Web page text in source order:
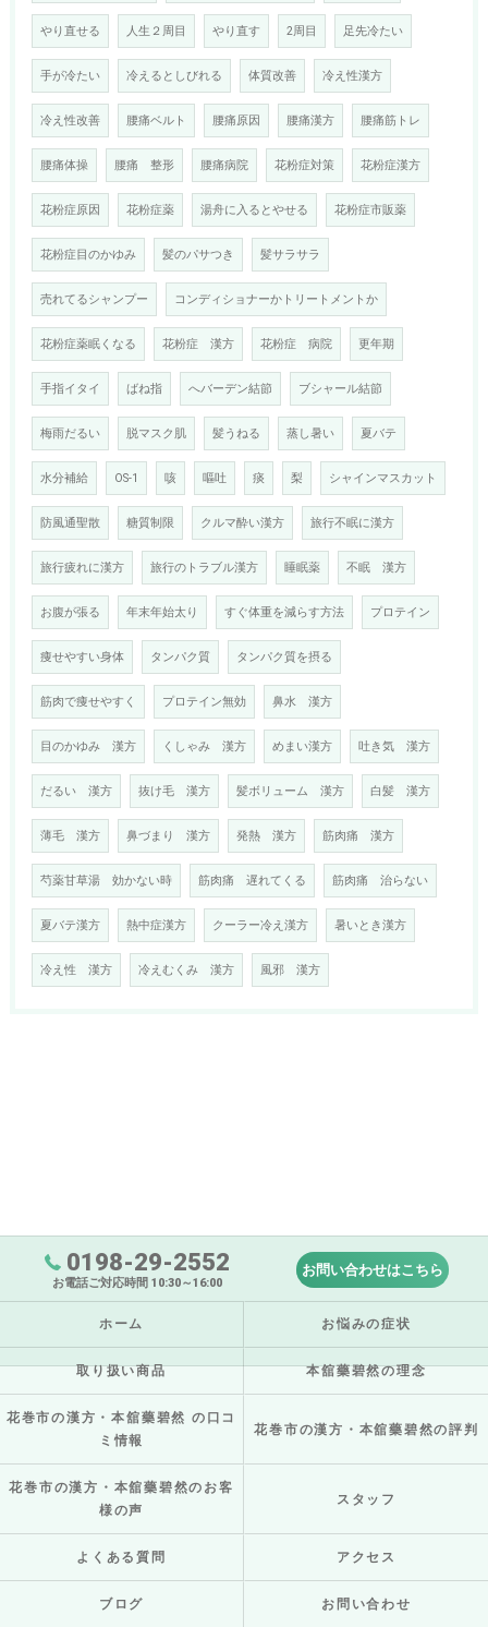
やり直せる 人生２周目 やり直す 2周目 足先冷たい
手が冷たい 冷えるとしびれる 体質改善 冷え性漢方
冷え性改善 腰痛ベルト 腰痛原因 腰痛漢方 腰痛筋トレ
腰痛体操 腰痛 整形 腰痛病院 花粉症対策 花粉症漢方
花粉症原因 花粉症薬 湯舟に入るとやせる 花粉症市販薬
花粉症目のかゆみ 髪のパサつき 髪サラサラ
売れてるシャンプー コンディショナーかトリートメントか
花粉症薬眠くなる 花粉症 漢方 花粉症 病院 更年期
手指イタイ ばね指 へバーデン結節 ブシャール結節
梅雨だるい 脱マスク肌 髪うねる 蒸し暑い 夏バテ
水分補給 OS-1 咳 嘔吐 痰 梨 シャインマスカット
防風通聖散 糖質制限 クルマ酔い漢方 旅行不眠に漢方
旅行疲れに漢方 旅行のトラブル漢方 睡眠薬 不眠 漢方
お腹が張る 年末年始太り すぐ体重を減らす方法 プロテイン
痩せやすい身体 タンパク質 タンパク質を摂る
筋肉で痩せやすく プロテイン無効 鼻水 漢方
目のかゆみ 漢方 くしゃみ 漢方 めまい漢方 吐き気 漢方
だるい 漢方 抜け毛 漢方 髪ボリューム 漢方 白髪 漢方
薄毛 漢方 鼻づまり 漢方 発熱 漢方 筋肉痛 漢方
芍薬甘草湯 効かない時 筋肉痛 遅れてくる 筋肉痛 治らない
夏バテ漢方 熱中症漢方 クーラー冷え漢方 暑いとき漢方
冷え性 漢方 冷えむくみ 漢方 風邪 漢方
0198-29-2552
お電話ご対応時間 10:30～16:00
お問い合わせはこちら
ホーム お悩みの症状
取り扱い商品 本舘藥碧然の理念
花巻市の漢方・本舘藥碧然 の口コ
ミ情報
花巻市の漢方・本舘藥碧然の評判
花巻市の漢方・本舘藥碧然のお客
様の声
スタッフ
よくある質問 アクセス
ブログ お問い合わせ